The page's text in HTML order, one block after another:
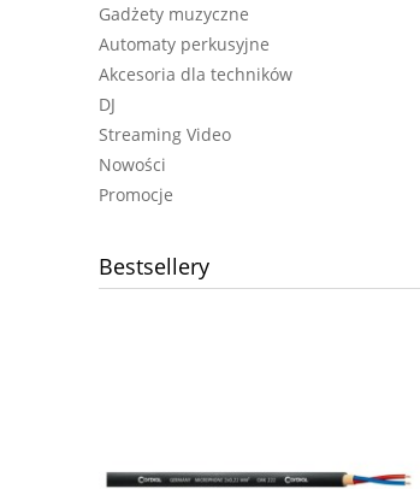
Gadżety muzyczne
Automaty perkusyjne
Akcesoria dla techników
DJ
Streaming Video
Nowości
Promocje
Bestsellery